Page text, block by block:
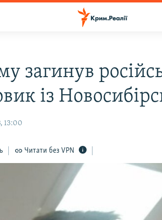
загинув
із
13:00
Читати без VPN